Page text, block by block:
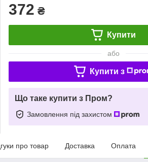
372 ₴
Купити
або
Купити з
Що таке купити з Пром?
Замовлення під захистом
про товар Доставка Оплата